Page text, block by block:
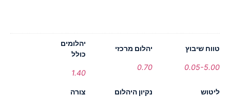
טווח שיבוץ
0.05-5.00
יהלום מרכזי
0.70
יהלומים
כולל
1.40
ליטוש נקיון היהלום צורה